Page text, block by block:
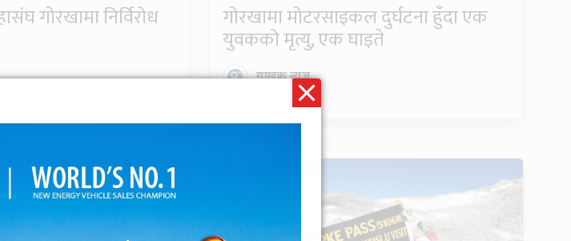
गोरखामा निर्विरोध गोरखामा मोटरसाइकल दुर्घटना हुँदा एक
युवकको मृत्यु, एक घाइते
गण्डक न्यूज